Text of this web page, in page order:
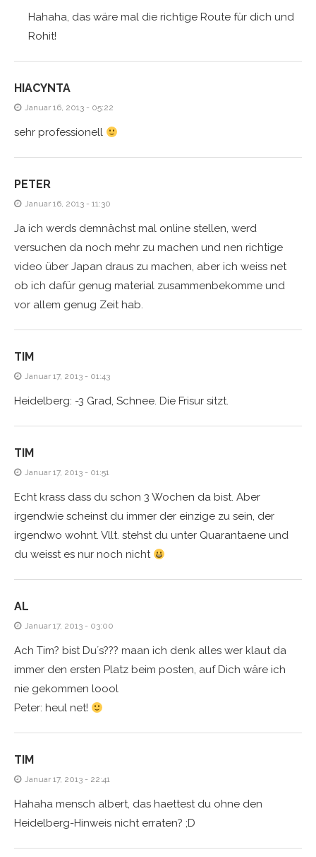
Hahaha, das wäre mal die richtige Route für dich und
Rohit!
HIACYNTA
Januar 16, 2013 - 05:22
sehr professionell
PETER
Januar 16, 2013 - 11:30
Ja ich werds demnächst mal online stellen, werd
versuchen da noch mehr zu machen und nen richtige
video über Japan draus zu machen, aber ich weiss net
ob ich dafür genug material zusammenbekomme und
vor allem genug Zeit hab.
TIM
Januar 17, 2013 - 01:43
Heidelberg: -3 Grad, Schnee. Die Frisur sitzt.
TIM
Januar 17, 2013 - 01:51
Echt krass dass du schon 3 Wochen da bist. Aber
irgendwie scheinst du immer der einzige zu sein, der
irgendwo wohnt. Vllt. stehst du unter Quarantaene und
du weisst es nur noch nicht
AL
Januar 17, 2013 - 03:00
Ach Tim? bist Du´s??? maan ich denk alles wer klaut da
immer den ersten Platz beim posten, auf Dich wäre ich
nie gekommen loool
Peter: heul net!
TIM
Januar 17, 2013 - 22:41
Hahaha mensch albert, das haettest du ohne den
Heidelberg-Hinweis nicht erraten? ;D